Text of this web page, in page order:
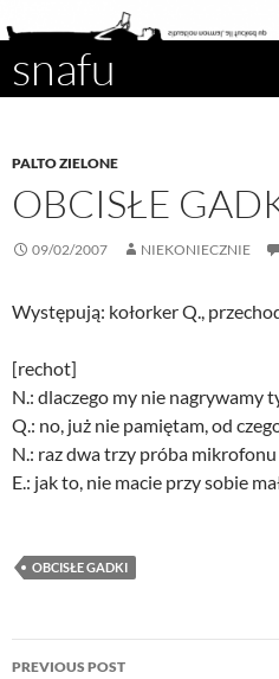
snafu
SKIP
PALTO ZIELONE
OBCISŁE
09/02/2007 NIEKONIECZNIE
Występują: kołorker Q.,
[rechot]
N.: dlaczego my nie nagrywamy
Q.: no, już nie pamiętam, od
N.: raz dwa trzy próba mikrofonu
E.: jak to, nie macie przy sobie
OBCISŁE GADKI
Post
PREVIOUS POST